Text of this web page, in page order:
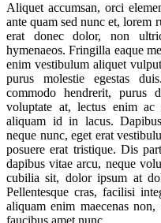
Aliquet accumsan, orci
ante quam sed nunc et, lorem
erat donec dolor, non
hymenaeos. Fringilla eaque
enim vestibulum aliquet
purus molestie egestas
commodo hendrerit, purus
voluptate at, lectus enim
aliquam id in lacus.
neque nunc, eget erat
posuere erat tristique. Dis
dapibus vitae arcu, neque
cubilia sit, dolor ipsum at
Pellentesque cras, facilisi
aliquam enim maecenas